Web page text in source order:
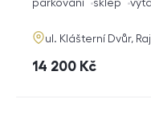
parkování sklep
adresa
ul. Klášterní Dvůr,
cena
14 200 Kč